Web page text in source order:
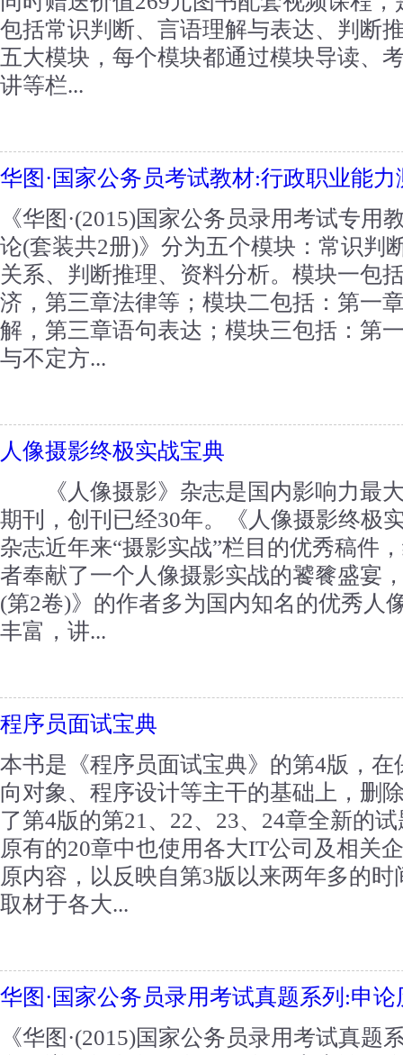
包括常识判断、言语理解与表达、判断
五大模块，每个模块都通过模块导读、
讲等栏...
华图·国家公务员考试教材:行政职业能
《华图·(2015)国家公务员录用考试专用
论(套装共2册)》分为五个模块：常识判
关系、判断推理、资料分析。模块一包
济，第三章法律等；模块二包括：第一
解，第三章语句表达；模块三包括：第
与不定方...
人像摄影终极实战宝典
《人像摄影》杂志是国内影响力最大
期刊，创刊已经30年。《人像摄影终极
杂志近年来“摄影实战”栏目的优秀稿件
者奉献了一个人像摄影实战的饕餮盛宴
(第2卷)》的作者多为国内知名的优秀人
丰富，讲...
程序员面试宝典
本书是《程序员面试宝典》的第4版，
向对象、程序设计等主干的基础上，删
了第4版的第21、22、23、24章全新的
原有的20章中也使用各大IT公司及相关
原内容，以反映自第3版以来两年多的
取材于各大...
华图·国家公务员录用考试真题系列:申
《华图·(2015)国家公务员录用考试真题